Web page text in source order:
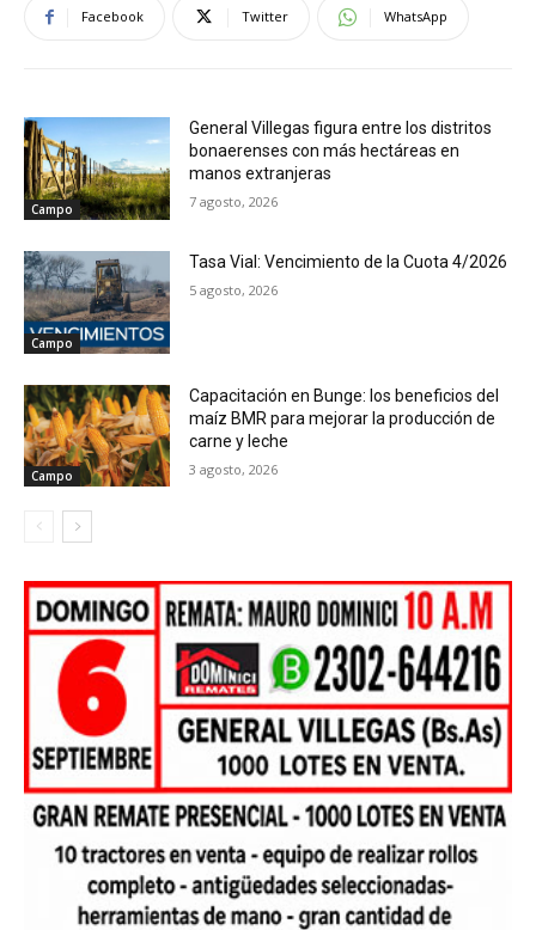
Facebook Twitter WhatsApp
Campo
General Villegas figura entre los distritos
bonaerenses con más hectáreas en
manos extranjeras
7 agosto, 2026
Campo
Tasa Vial: Vencimiento de la Cuota 4/2026
5 agosto, 2026
Campo
Capacitación en Bunge: los beneficios del
maíz BMR para mejorar la producción de
carne y leche
3 agosto, 2026